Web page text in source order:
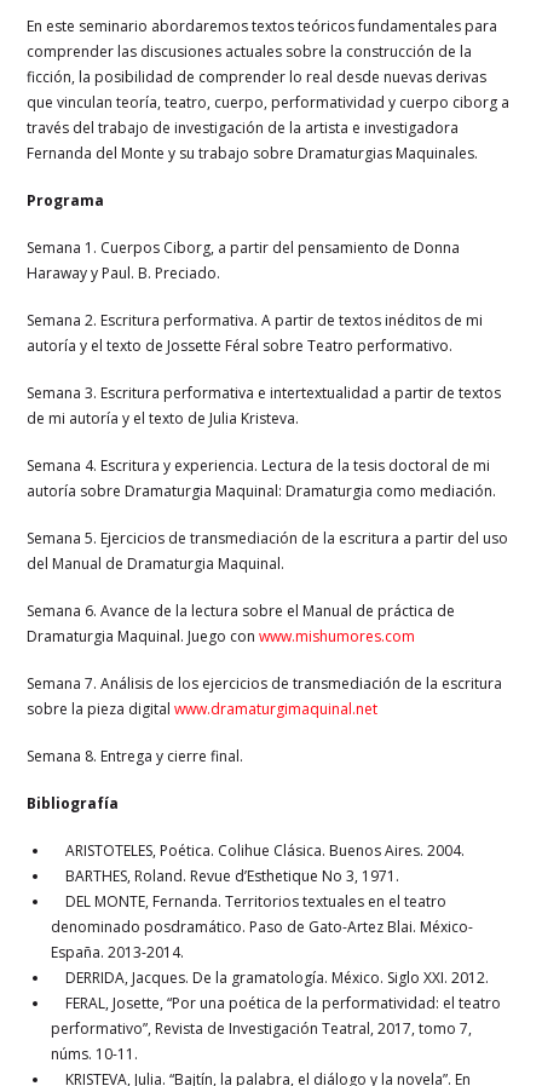
En este seminario abordaremos textos teóricos fundamentales para
comprender las discusiones actuales sobre la construcción de la
ficción, la posibilidad de comprender lo real desde nuevas derivas
que vinculan teoría, teatro, cuerpo, performatividad y cuerpo ciborg a
través del trabajo de investigación de la artista e investigadora
Fernanda del Monte y su trabajo sobre Dramaturgias Maquinales.
Programa
Semana 1. Cuerpos Ciborg, a partir del pensamiento de Donna
Haraway y Paul. B. Preciado.
Semana 2. Escritura performativa. A partir de textos inéditos de mi
autoría y el texto de Jossette Féral sobre Teatro performativo.
Semana 3. Escritura performativa e intertextualidad a partir de textos
de mi autoría y el texto de Julia Kristeva.
Semana 4. Escritura y experiencia. Lectura de la tesis doctoral de mi
autoría sobre Dramaturgia Maquinal: Dramaturgia como mediación.
Semana 5. Ejercicios de transmediación de la escritura a partir del uso
del Manual de Dramaturgia Maquinal.
Semana 6. Avance de la lectura sobre el Manual de práctica de
Dramaturgia Maquinal. Juego con www.mishumores.com
Semana 7. Análisis de los ejercicios de transmediación de la escritura
sobre la pieza digital www.dramaturgimaquinal.net
Semana 8. Entrega y cierre final.
Bibliografía
ARISTOTELES, Poética. Colihue Clásica. Buenos Aires. 2004.
BARTHES, Roland. Revue d’Esthetique No 3, 1971.
DEL MONTE, Fernanda. Territorios textuales en el teatro
denominado posdramático. Paso de Gato-Artez Blai. México-
España. 2013-2014.
DERRIDA, Jacques. De la gramatología. México. Siglo XXI. 2012.
FERAL, Josette, “Por una poética de la performatividad: el teatro
performativo”, Revista de Investigación Teatral, 2017, tomo 7,
núms. 10-11.
KRISTEVA, Julia. “Bajtín, la palabra, el diálogo y la novela”. En